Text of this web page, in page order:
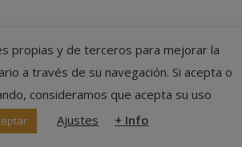
propias y de terceros para mejorar la
a través de su navegación. Si acepta o
consideramos que acepta su uso
Ajustes + Info